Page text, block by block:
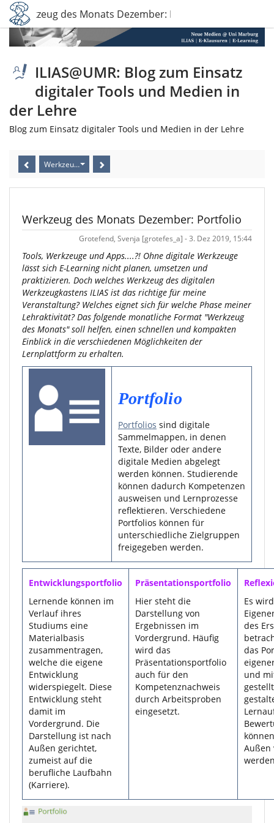
Werkzeug des Monats Dezember: Portfolio
ILIAS@UMR: Blog zum Einsatz
digitaler Tools und Medien in
der Lehre
Blog zum Einsatz digitaler Tools und Medien in der Lehre
Werkzeug des Monats Dezember: Portfolio
Werkzeug des Monats Dezember: Portfolio
Grotefend, Svenja [grotefes_a] - 3. Dez 2019, 15:44
Tools, Werkzeuge und Apps....?! Ohne digitale Werkzeuge
lässt sich E-Learning nicht planen, umsetzen und
praktizieren. Doch welches Werkzeug des digitalen
Werkzeugkastens ILIAS ist das richtige für meine
Veranstaltung? Welches eignet sich für welche Phase meiner
Lehraktivität? Das folgende monatliche Format "Werkzeug
des Monats" soll helfen, einen schnellen und kompakten
Einblick in die verschiedenen Möglichkeiten der
Lernplattform zu erhalten.
Portfolio
Portfolios sind digitale
Sammelmappen, in denen
Texte, Bilder oder andere
digitale Medien abgelegt
werden können. Studierende
können dadurch Kompetenzen
ausweisen und Lernprozesse
reflektieren. Verschiedene
Portfolios können für
unterschiedliche Zielgruppen
freigegeben werden.
Entwicklungsportfolio
Lernende können im
Verlauf ihres
Studiums eine
Materialbasis
zusammentragen,
welche die eigene
Entwicklung
widerspiegelt. Diese
Entwicklung steht
damit im
Vordergrund. Die
Darstellung ist nach
Außen gerichtet,
zumeist auf die
berufliche Laufbahn
(Karriere).
Präsentationsportfolio
Hier steht die
Darstellung von
Ergebnissen im
Vordergrund. Häufig
wird das
Präsentationsportfolio
auch für den
Kompetenznachweis
durch Arbeitsproben
eingesetzt.
Es
des
das
und
Außen